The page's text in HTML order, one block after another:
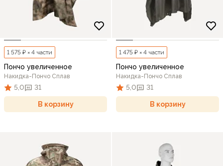
1 575 ₽ × 4 части
Пончо увеличенное
Накидка-Пончо Сплав
5,0 31
В корзину
1 475 ₽ × 4 части
Пончо увеличенное
Накидка-Пончо Сплав
5,0 31
В корзину